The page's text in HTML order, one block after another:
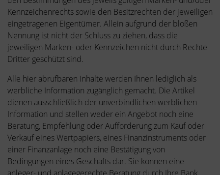
Kennzeichenrechts sowie den Besitzrechten der jeweiligen
eingetragenen Eigentümer. Allein aufgrund der bloßen
Nennung ist nicht der Schluss zu ziehen, dass die
jeweiligen Marken- oder Kennzeichen nicht durch Rechte
Dritter geschützt sind.
Alle hier abrufbaren Inhalte werden Ihnen lediglich als
werbliche Information zugänglich gemacht. Die Artikel
dienen ausschließlich der unverbindlichen werblichen
Information und stellen weder ein Angebot noch eine
Beratung, Empfehlung oder Aufforderung zum Kauf oder
Verkauf eines Wertpapiers, eines Finanzinstruments oder
einer Finanzanlage noch eine Bestätigung von
Bedingungen eines Geschäfts dar. Sie können eine